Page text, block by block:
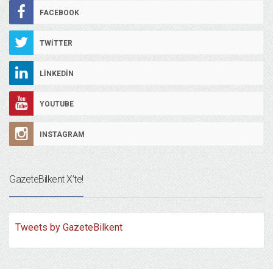
FACEBOOK
TWITTER
LINKEDIN
YOUTUBE
INSTAGRAM
GazeteBilkent X’te!
Tweets by GazeteBilkent